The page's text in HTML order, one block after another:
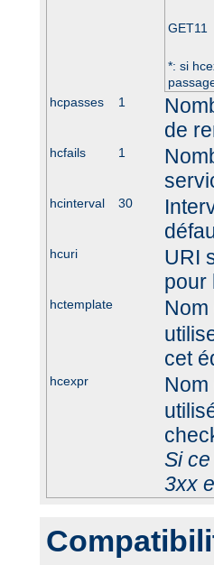
GET11
*: si
hcpasses
1
de
hcfails 1
hcinterval 30
hcuri
URI
pour
hctemplate
cet
hcexpr
Si
3xx